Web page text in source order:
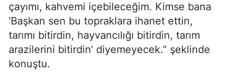
çayımı, kahvemi içebileceğim. Kimse bana
‘Başkan sen bu topraklara ihanet ettin,
tarımı bitirdin, hayvancılığı bitirdin, tarım
arazilerini bitirdin’ diyemeyecek.” şeklinde
konuştu.